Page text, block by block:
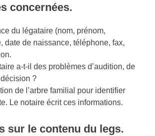
concernées.
du légataire (nom, prénom,
date de naissance, téléphone, fax,
a-t-il des problèmes d’audition, de
?
de l’arbre familial pour identifier
Le notaire écrit ces informations.
sur le contenu du legs.